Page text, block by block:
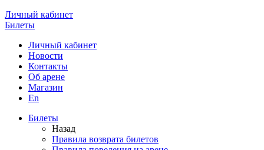
Личный кабинет
Билеты
Личный кабинет
Новости
Контакты
Об арене
Магазин
En
Билеты
Назад
Правила возврата билетов